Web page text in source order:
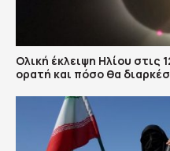
Ολική έκλειψη Ηλίου στις
ορατή και πόσο θα